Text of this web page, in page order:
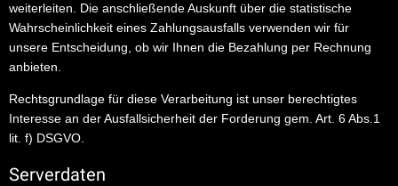
weiterleiten. Die anschließende Auskunft über die statistische
Wahrscheinlichkeit eines Zahlungsausfalls verwenden wir für
unsere Entscheidung, ob wir Ihnen die Bezahlung per Rechnung
anbieten.
Rechtsgrundlage für diese Verarbeitung ist unser berechtigtes
Interesse an der Ausfallsicherheit der Forderung gem. Art. 6 Abs.1
lit. f) DSGVO.
Serverdaten